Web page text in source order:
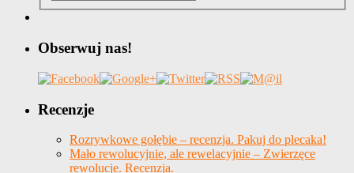
Obserwuj nas!
Recenzje
Rozrywkowe gołębie – recenzja. Pakuj do plecaka!
Mało rewolucyjnie, ale rewelacyjnie – Zwierzęce
rewolucje. Recenzja.